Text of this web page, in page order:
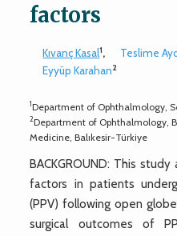
factors
Kıvanç Kasal1, Teslime
Eyyüp Karahan2
1Department of Ophthalmology,
2Department of Ophthalmology,
Medicine, Balıkesir-Türkiye
BACKGROUND: This
factors in patients
(PPV) following open
surgical outcomes of